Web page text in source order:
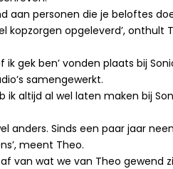
aan personen die je beloftes
kopzorgen opgeleverd’, onthult
ik gek ben’ vonden plaats bij
samengewerkt.
ik altijd al wel laten maken bij
anders. Sinds een paar jaar
meent Theo.
van wat we van Theo gewend